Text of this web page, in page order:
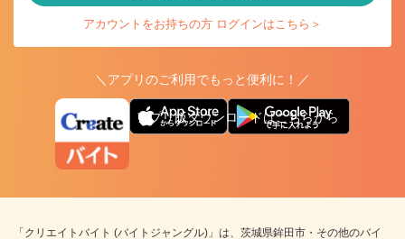
アカウントをお持ちの方 ログインはこちら＞
＼アプリのご利用でもっと便利に！／
アプリ版ダウンロードはこちらから
「クリエイトバイト (バイトジャングル)」は、茨城県鉾田市・その他のバイ